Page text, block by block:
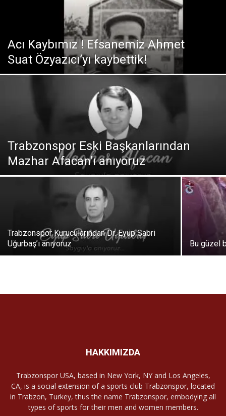
Acı Kaybımız ! Efsanemiz Ahmet
Suat Özyazıcı’yı kaybettik!
Trabzonspor Eski Başkanlarından
Mazhar Afacan’ı anıyoruz
Trabzonspor Kurucularından Dr. Eyüp Sabri
Uğurbaş’ı anıyoruz
Bu güzel
HAKKIMIZDA
Trabzonspor USA, based in New York, NY and Los Angeles,
CA, is a social extension of a sports club Trabzonspor, located
in Trabzon, Turkey, thus the name Trabzonspor, embodying all
types of sports for their men and women members.